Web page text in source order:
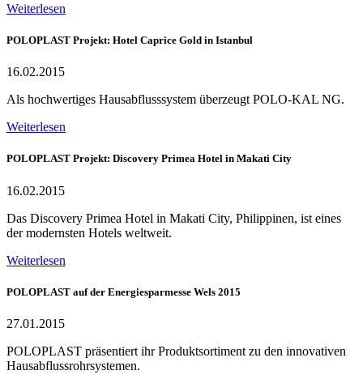
Weiterlesen
POLOPLAST Projekt: Hotel Caprice Gold in Istanbul
16.02.2015
Als hochwertiges Hausabflusssystem überzeugt POLO-KAL NG.
Weiterlesen
POLOPLAST Projekt: Discovery Primea Hotel in Makati City
16.02.2015
Das Discovery Primea Hotel in Makati City, Philippinen, ist eines
der modernsten Hotels weltweit.
Weiterlesen
POLOPLAST auf der Energiesparmesse Wels 2015
27.01.2015
POLOPLAST präsentiert ihr Produktsortiment zu den innovativen
Hausabflussrohrsystemen.